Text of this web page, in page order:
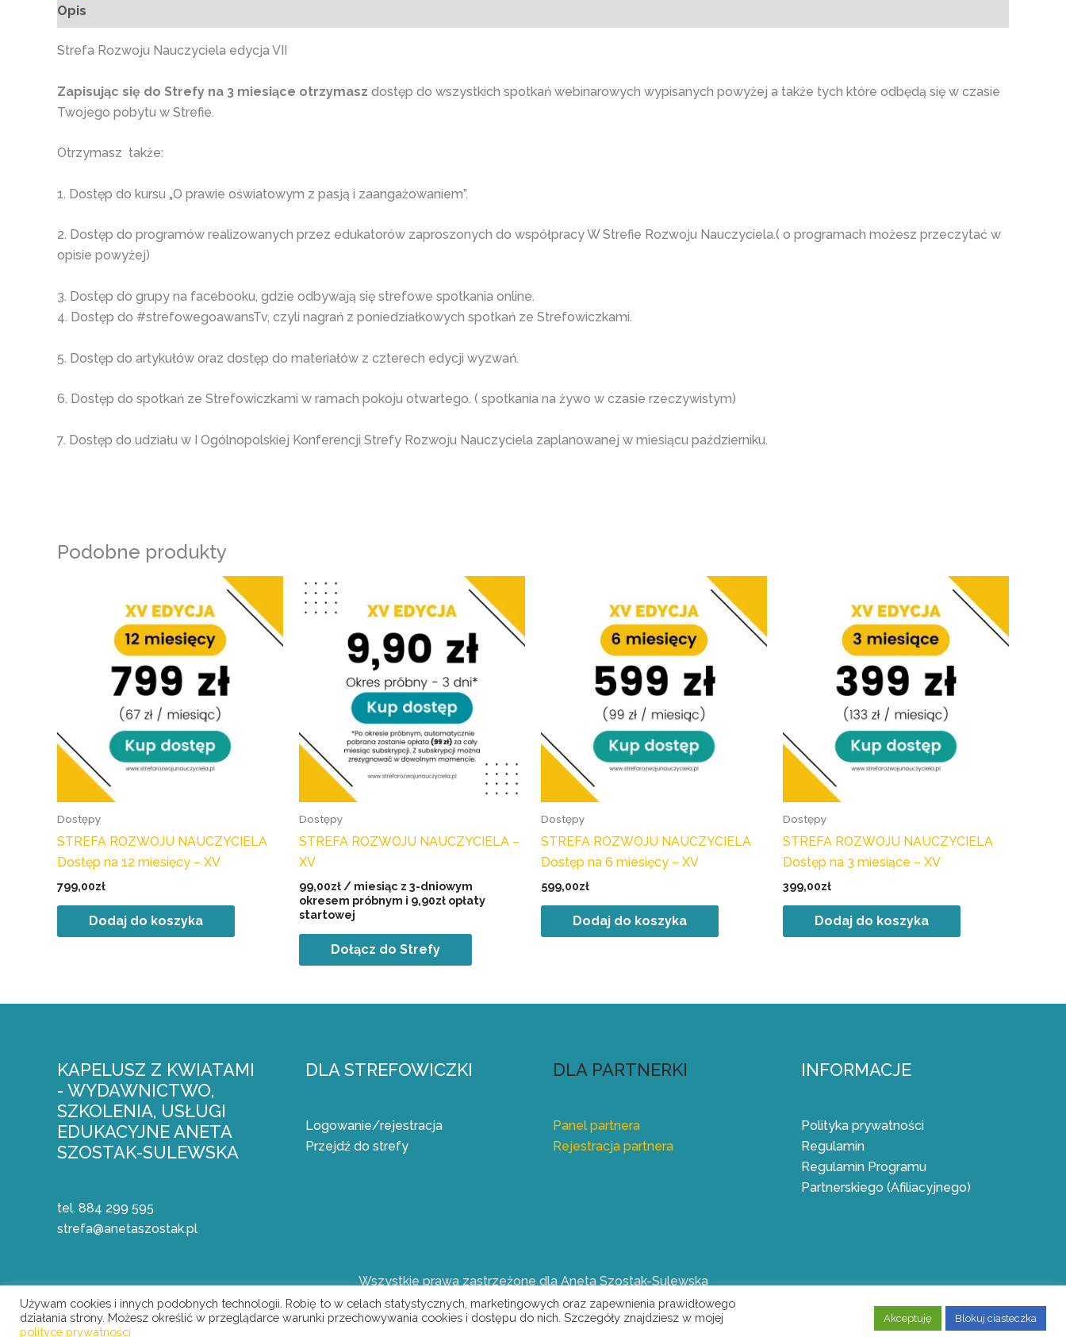
Opis
Strefa Rozwoju Nauczyciela edycja VII
Zapisując się do Strefy na 3 miesiące otrzymasz dostęp do wszystkich spotkań webinarowych wypisanych powyżej a także tych które odbędą się w czasie
Twojego pobytu w Strefie.
Otrzymasz także:
1. Dostęp do kursu „O prawie oświatowym z pasją i zaangażowaniem”.
2. Dostęp do programów realizowanych przez edukatorów zaproszonych do współpracy W Strefie Rozwoju Nauczyciela.( o programach możesz przeczytać w
opisie powyżej)
3. Dostęp do grupy na facebooku, gdzie odbywają się strefowe spotkania online.
4. Dostęp do #strefowegoawansTv, czyli nagrań z poniedziałkowych spotkań ze Strefowiczkami.
5. Dostęp do artykułów oraz dostęp do materiałów z czterech edycji wyzwań.
6. Dostęp do spotkań ze Strefowiczkami w ramach pokoju otwartego. ( spotkania na żywo w czasie rzeczywistym)
7. Dostęp do udziału w I Ogólnopolskiej Konferencji Strefy Rozwoju Nauczyciela zaplanowanej w miesiącu październiku.
Podobne produkty
Dostępy
STREFA ROZWOJU NAUCZYCIELA
Dostęp na 12 miesięcy – XV
799,00zł
Dodaj do koszyka
Dostępy
STREFA ROZWOJU NAUCZYCIELA –
XV
99,00zł / miesiąc z 3-dniowym
okresem próbnym i 9,90zł opłaty
startowej
Dołącz do Strefy
Dostępy
STREFA ROZWOJU NAUCZYCIELA
Dostęp na 6 miesięcy – XV
599,00zł
Dodaj do koszyka
Dostępy
STREFA ROZWOJU NAUCZYCIELA
Dostęp na 3 miesiące – XV
399,00zł
Dodaj do koszyka
KAPELUSZ Z KWIATAMI
- WYDAWNICTWO,
SZKOLENIA, USŁUGI
EDUKACYJNE ANETA
SZOSTAK-SULEWSKA
tel. 884 299 595
strefa@anetaszostak.pl
DLA STREFOWICZKI
Logowanie/rejestracja
Przejdź do strefy
DLA PARTNERKI
Panel partnera
Rejestracja partnera
INFORMACJE
Polityka prywatności
Regulamin
Regulamin Programu
Partnerskiego (Afiliacyjnego)
Wszystkie prawa zastrzeżone dla Aneta Szostak-Sulewska
Używam cookies i innych podobnych technologii. Robię to w celach statystycznych, marketingowych oraz zapewnienia prawidłowego
działania strony. Możesz określić w przeglądarce warunki przechowywania cookies i dostępu do nich. Szczegóły znajdziesz w mojej
polityce prywatności
Akceptuję Blokuj ciasteczka